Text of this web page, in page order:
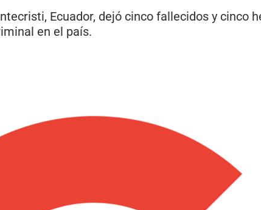
Ecuador, dejó cinco fallecidos y cinco
en el país.